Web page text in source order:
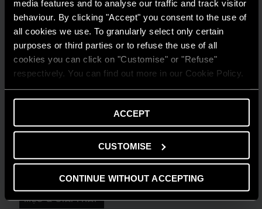
media features and to analyse our traffic and track visitor
behaviour. By clicking "Accept" you consent to the use of
all cookies we use. To granularly select only certain
purposes or third parties or to refuse the use of all
cookies you can click on "Customise" or "Refuse"
respectively. You can find out more in our Cookie Policy.
ACCEPT
CUSTOMISE
CONTINUE WITHOUT ACCEPTING
MẸO & GIẢI PHÁP